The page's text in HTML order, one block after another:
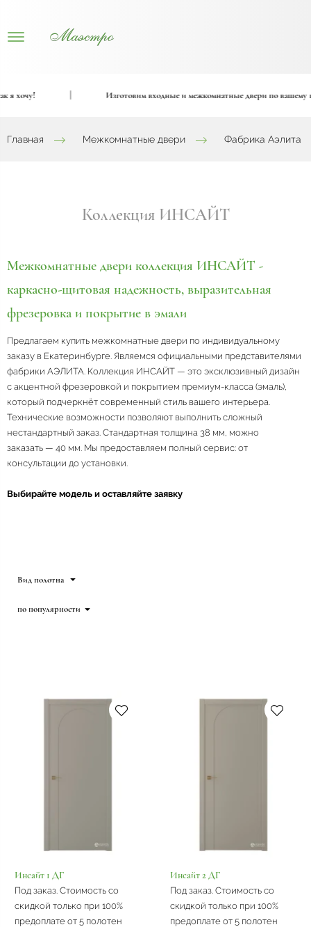
Изготовим входные и межкомнатные двери по вашему
Главная Межкомнатные двери Фабрика Аэлита
Коллекция ИНСАЙТ
Межкомнатные двери коллекция ИНСАЙТ -
каркасно-щитовая надежность, выразительная
фрезеровка и покрытие в эмали
Предлагаем купить межкомнатные двери по индивидуальному
заказу в Екатеринбурге. Являемся официальными представителями
фабрики АЭЛИТА. Коллекция ИНСАЙТ — это эксклюзивный дизайн
с акцентной фрезеровкой и покрытием премиум-класса (эмаль),
который подчеркнёт современный стиль вашего интерьера.
Технические возможности позволяют выполнить сложный
нестандартный заказ. Стандартная толщина 38 мм, можно
заказать — 40 мм. Мы предоставляем полный сервис: от
консультации до установки.
Выбирайте модель и оставляйте заявку
Вид полотна
по популярности
Инсайт 1 ДГ
Под заказ. Стоимость со
скидкой только при 100%
предоплате от 5 полотен
Инсайт 2 ДГ
Под заказ. Стоимость со
скидкой только при 100%
предоплате от 5 полотен